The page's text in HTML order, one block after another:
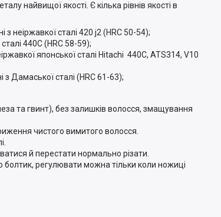
найвищої якості. Є кілька рівнів якості в
з неіржавкої сталі 420 j2 (HRC 50-54);
440С (HRC 58-59);
японської сталі Hitachi 440C, ATS314, V10
з Дамаської сталі (HRC 61-63);
та гвинт), без залишків волосся, змащування
чистого вимитого волосся.
й перестати нормально різати.
болтик, регулювати можна тільки коли ножиці